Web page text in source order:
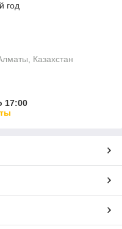
год
Казахстан
17:00